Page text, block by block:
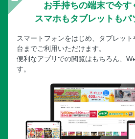
お手持ちの端末で今す
スマホもタブレットもパ
スマートフォンをはじめ、タブレッ
台までご利用いただけます。
便利なアプリでの閲覧はもちろん、
す。